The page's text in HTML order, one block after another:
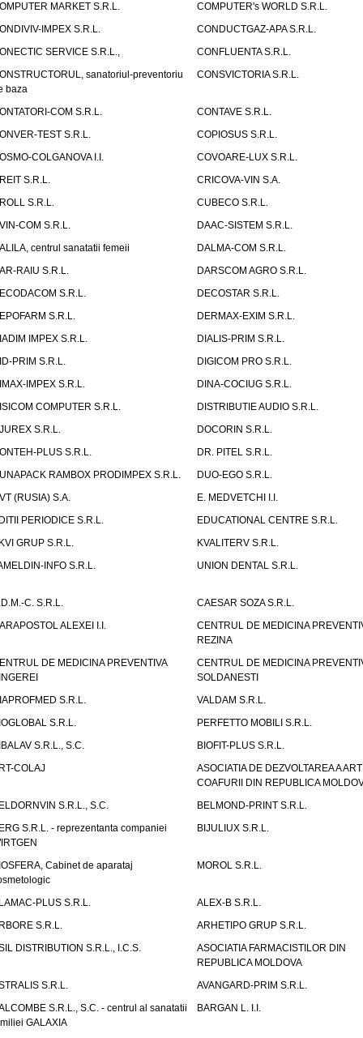
MARKET S.R.L.
COMPUTER's WORLD S.R.L.
IMPEX S.R.L.
CONDUCTGAZ-APA S.R.L.
SERVICE S.R.L.,
CONFLUENTA S.R.L.
sanatoriul-preventoriu
baza
CONSVICTORIA S.R.L.
COM S.R.L.
CONTAVE S.R.L.
TEST S.R.L.
COPIOSUS S.R.L.
COLGANOVA I.I.
COVOARE-LUX S.R.L.
S.R.L.
CRICOVA-VIN S.A.
S.R.L.
CUBECO S.R.L.
COM S.R.L.
DAAC-SISTEM S.R.L.
centrul sanatatii femeii
DALMA-COM S.R.L.
RAIU S.R.L.
DARSCOM AGRO S.R.L.
S.R.L.
DECOSTAR S.R.L.
S.R.L.
DERMAX-EXIM S.R.L.
IMPEX S.R.L.
DIALIS-PRIM S.R.L.
PRIM S.R.L.
DIGICOM PRO S.R.L.
IMPEX S.R.L.
DINA-COCIUG S.R.L.
COMPUTER S.R.L.
DISTRIBUTIE AUDIO S.R.L.
S.R.L.
DOCORIN S.R.L.
PLUS S.R.L.
DR. PITEL S.R.L.
RAMBOX PRODIMPEX S.R.L.
DUO-EGO S.R.L.
(RUSIA) S.A.
E. MEDVETCHI I.I.
PERIODICE S.R.L.
EDUCATIONAL CENTRE S.R.L.
GRUP S.R.L.
KVALITERV S.R.L.
INFO S.R.L.
UNION DENTAL S.R.L.
C. S.R.L.
CAESAR SOZA S.R.L.
ALEXEI I.I.
CENTRUL DE MEDICINA
REZINA
DE MEDICINA PREVENTIVA
CENTRUL DE MEDICINA
SOLDANESTI
S.R.L.
VALDAM S.R.L.
S.R.L.
PERFETTO MOBILI S.R.L.
S.R.L., S.C.
BIOFIT-PLUS S.R.L.
COLAJ
ASOCIATIA DE DEZVOLTAREA A
COAFURII DIN REPUBLICA
S.R.L., S.C.
BELMOND-PRINT S.R.L.
S.R.L. - reprezentanta companiei
BIJULIUX S.R.L.
Cabinet de aparataj
MOROL S.R.L.
PLUS S.R.L.
ALEX-B S.R.L.
S.R.L.
ARHETIPO GRUP S.R.L.
DISTRIBUTION S.R.L., I.C.S.
ASOCIATIA FARMACISTILOR DIN
REPUBLICA MOLDOVA
S.R.L.
AVANGARD-PRIM S.R.L.
S.R.L., S.C. - centrul al sanatatii
GALAXIA
BARGAN L. I.I.